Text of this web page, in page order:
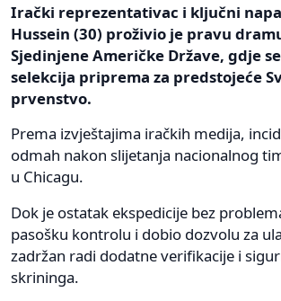
Irački reprezentativac i ključni
Hussein (30) proživio je pravu
Sjedinjene Američke Države, gdje
selekcija priprema za predstojeće
prvenstvo.
Prema izvještajima iračkih medija,
odmah nakon slijetanja nacionalnog
u Chicagu.
Dok je ostatak ekspedicije bez
pasošku kontrolu i dobio dozvolu za
zadržan radi dodatne verifikacije i
skrininga.